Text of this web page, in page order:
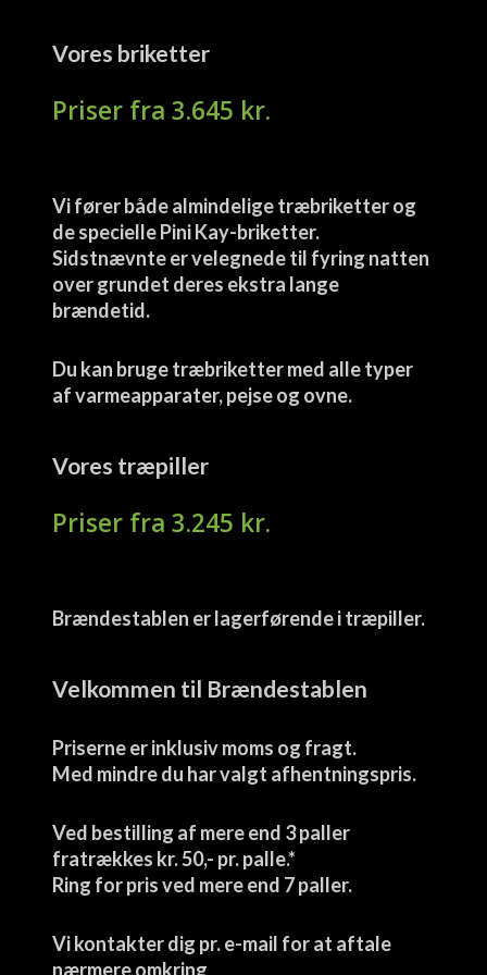
Vores briketter
3.645 kr.
Vi fører både almindelige træbriketter og
de specielle Pini Kay-briketter.
Sidstnævnte er velegnede til fyring natten
over grundet deres ekstra lange
brændetid.
Du kan bruge træbriketter med alle typer
af varmeapparater, pejse og ovne.
Vores træpiller
3.245 kr.
Brændestablen er lagerførende i træpiller.
Velkommen til Brændestablen
Priserne er inklusiv moms og fragt.
Med mindre du har valgt afhentningspris.
Ved bestilling af mere end 3 paller
fratrækkes kr. 50,- pr. palle.*
Ring for pris ved mere end 7 paller.
Vi kontakter dig pr. e-mail for at aftale
nærmere omkring